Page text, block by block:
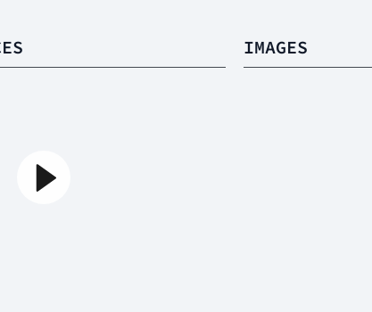
IMAGES